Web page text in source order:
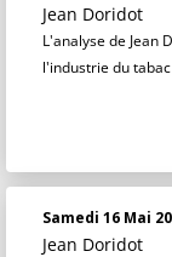
Jean Doridot
L'analyse de Jean
l'industrie du
Samedi 16 Mai
Jean Doridot